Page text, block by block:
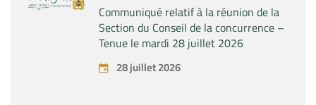
Communiqué relatif à la réunion de la
Section du Conseil de la concurrence –
Tenue le mardi 28 juillet 2026
28 juillet 2026